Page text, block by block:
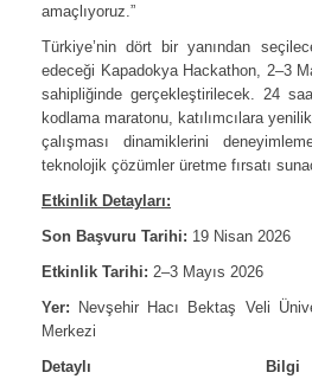
amaçlıyoruz.”
Türkiye’nin dört bir yanından
edeceği Kapadokya Hackathon, 2–3
sahipliğinde gerçekleştirilecek. 24
kodlama maratonu, katılımcılara
çalışması dinamiklerini
teknolojik çözümler üretme fırsatı
Etkinlik Detayları:
Son Başvuru Tarihi: 19 Nisan 2026
Etkinlik Tarihi: 2–3 Mayıs 2026
Yer: Nevşehir Hacı Bektaş Veli
Merkezi
Detaylı